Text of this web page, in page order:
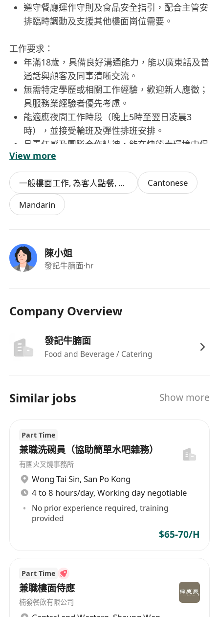
遵守餐廳運作守則及食品安全指引，配合主管安
排臨時調動及支援其他樓面崗位需要。
工作要求：
年滿18歲，具備良好溝通能力，能以廣東話及普
通話與顧客及同事清晰交流。
無需特定學歷或相關工作經驗，歡迎新人應徵；
具服務業經驗者優先考慮。
能適應夜間工作時段（晚上5時至翌日凌晨3
時），並接受輪班及彈性排班安排。
具責任感及團隊合作精神，能在快節奏環境中保
持穩定表現與積極態度。
持有有效香港居留資格，符合以下其中一項身
份：香港永久性居民、高才通、優才通、
IANG、受養人簽證，或其他獲準在港工作的合
法簽證。
時薪$75–$80，按實際工作時數計算，每月薪金
準時發放。
彈性工時安排，可因應個人情況協商工作日數及
班次，適合學生、自由工作者或尋求副業人士。
良好的工作氛圍與團隊支援，前線同事均享有定
期內部溝通及服務技巧分享機會。
View more
一般樓面工作, 為客人點餐, 服務顧客, 結帳及操作收銀機, 擺設及收拾餐桌
Cantonese
Mandarin
陳小姐
發記牛腩面·hr
Company Overview
發記牛腩面
Food and Beverage / Catering
Similar jobs Show more
Part Time
兼職洗碗員（協助簡單水吧雜務）
有團火叉燒事務所
Wong Tai Sin, San Po Kong
4 to 8 hours/day, Working day negotiable
No prior experience required, training
provided
$65-70/H
Part Time
兼職樓面侍應
楠發餐飲有限公司